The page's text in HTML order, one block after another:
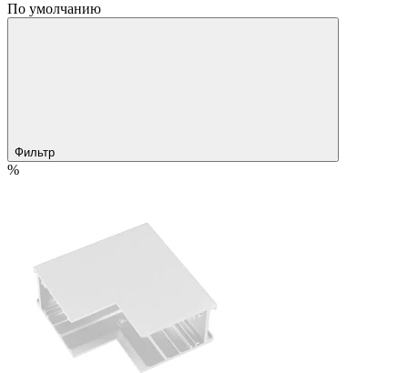
По умолчанию
Фильтр
%